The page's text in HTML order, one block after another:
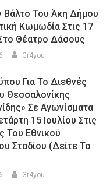
Βάλτο Του Άκη Δήμου
Κωμωδία Στις 17
Θέατρο Δάσους
Gr4you
Για Το Διεθνές
Θεσσαλονίκης
Σε Αγωνίσματα
15 Ιουλίου Στις
Του Εθνικού
Σταδίου (Δείτε Το
Gr4you